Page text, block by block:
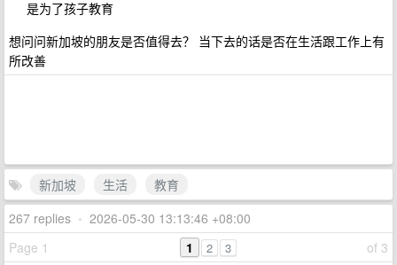
是为了孩子教育
想问问新加坡的朋友是否值得去？ 当下去的话是否在生活跟工作上有
所改善
新加坡 生活
教育
267 replies • 2026-05-30 13:13:46 +08:00
Page 1
of 3
1 2 3